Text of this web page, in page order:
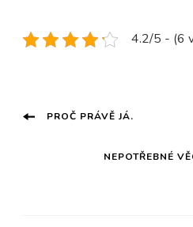
4.2/5 - (6
Navigace
příspěvku
PROČ PRÁVĚ JÁ.
NEPOTŘEBNÉ